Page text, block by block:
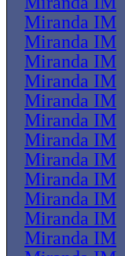
Miranda IM
Miranda IM
Miranda IM
Miranda IM
Miranda IM
Miranda IM
Miranda IM
Miranda IM
Miranda IM
Miranda IM
Miranda IM
Miranda IM